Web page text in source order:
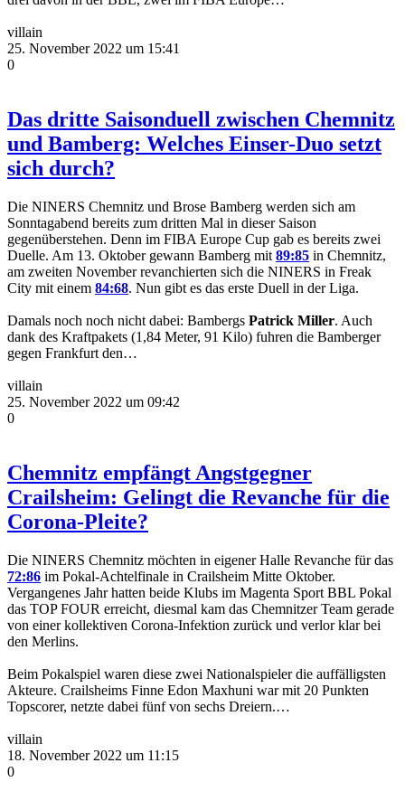
villain
25. November 2022 um 15:41
0
Das dritte Saisonduell zwischen Chemnitz
und Bamberg: Welches Einser-Duo setzt
sich durch?
Die NINERS Chemnitz und Brose Bamberg werden sich am
Sonntagabend bereits zum dritten Mal in dieser Saison
gegenüberstehen. Denn im FIBA Europe Cup gab es bereits zwei
Duelle. Am 13. Oktober gewann Bamberg mit 89:85 in Chemnitz,
am zweiten November revanchierten sich die NINERS in Freak
City mit einem 84:68. Nun gibt es das erste Duell in der Liga.
Damals noch noch nicht dabei: Bambergs Patrick Miller. Auch
dank des Kraftpakets (1,84 Meter, 91 Kilo) fuhren die Bamberger
gegen Frankfurt den…
villain
25. November 2022 um 09:42
0
Chemnitz empfängt Angstgegner
Crailsheim: Gelingt die Revanche für die
Corona-Pleite?
Die NINERS Chemnitz möchten in eigener Halle Revanche für das
72:86 im Pokal-Achtelfinale in Crailsheim Mitte Oktober.
Vergangenes Jahr hatten beide Klubs im Magenta Sport BBL Pokal
das TOP FOUR erreicht, diesmal kam das Chemnitzer Team gerade
von einer kollektiven Corona-Infektion zurück und verlor klar bei
den Merlins.
Beim Pokalspiel waren diese zwei Nationalspieler die auffälligsten
Akteure. Crailsheims Finne Edon Maxhuni war mit 20 Punkten
Topscorer, netzte dabei fünf von sechs Dreiern.…
villain
18. November 2022 um 11:15
0